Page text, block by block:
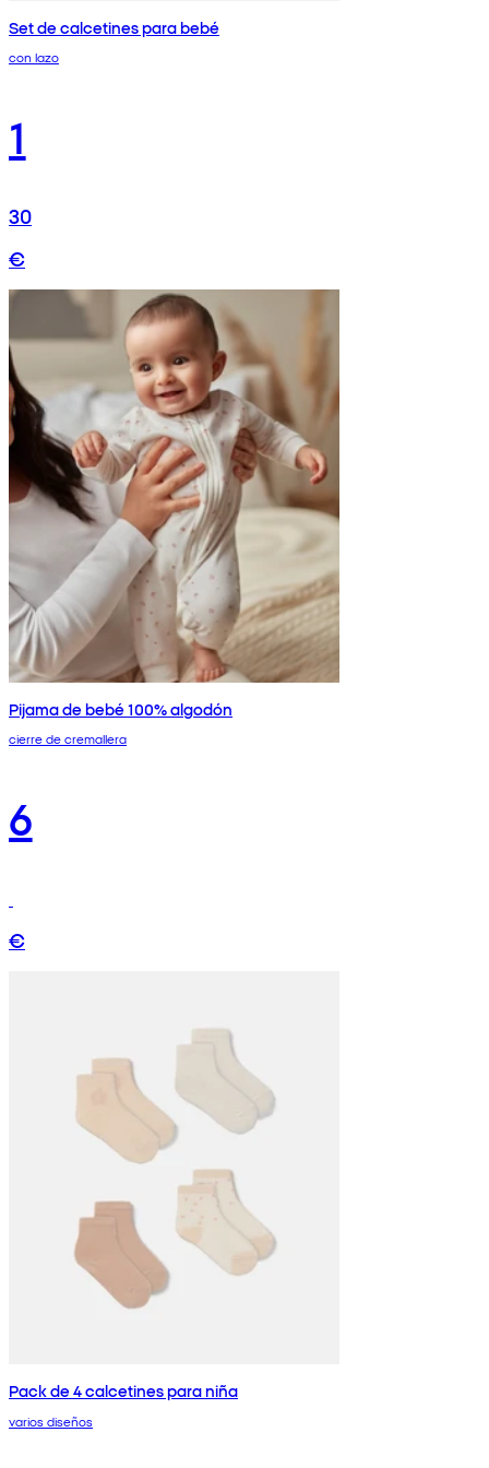
Set de calcetines para bebé
con lazo
1
30
€
Pijama de bebé 100% algodón
cierre de cremallera
6
€
Pack de 4 calcetines para niña
varios diseños